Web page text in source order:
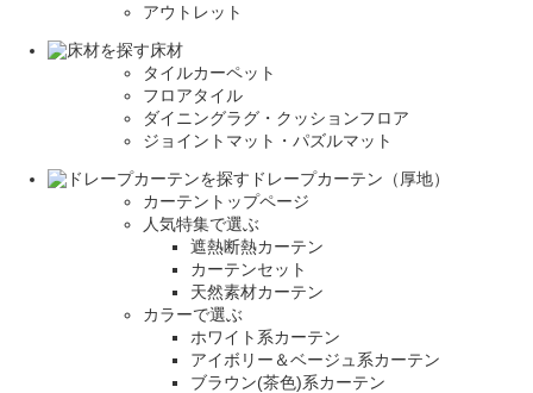
アウトレット
床材
タイルカーペット
フロアタイル
ダイニングラグ・クッションフロア
ジョイントマット・パズルマット
ドレープカーテン（厚地）
カーテントップページ
人気特集で選ぶ
遮熱断熱カーテン
カーテンセット
天然素材カーテン
カラーで選ぶ
ホワイト系カーテン
アイボリー＆ベージュ系カーテン
ブラウン(茶色)系カーテン